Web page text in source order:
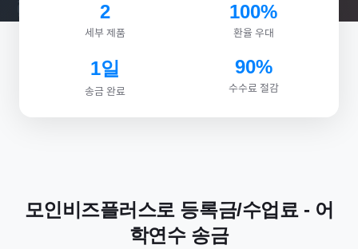
2
세부 제품
100%
환율 우대
1일
송금 완료
90%
수수료 절감
모인비즈플러스로 등록금/수업료 - 어
학연수송금